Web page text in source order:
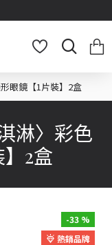
眼鏡【1片裝】2盒
淋〉彩色
2盒
熱銷品牌
-33 %